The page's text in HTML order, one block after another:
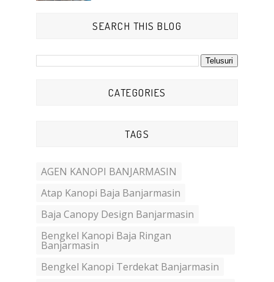
SEARCH THIS BLOG
CATEGORIES
TAGS
AGEN KANOPI BANJARMASIN
Atap Kanopi Baja Banjarmasin
Baja Canopy Design Banjarmasin
Bengkel Kanopi Baja Ringan
Banjarmasin
Bengkel Kanopi Terdekat Banjarmasin